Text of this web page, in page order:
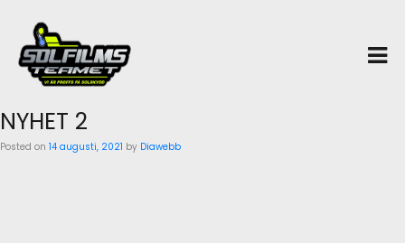
content
×
NYHET 2
Posted on 14 augusti, 2021 by Diawebb